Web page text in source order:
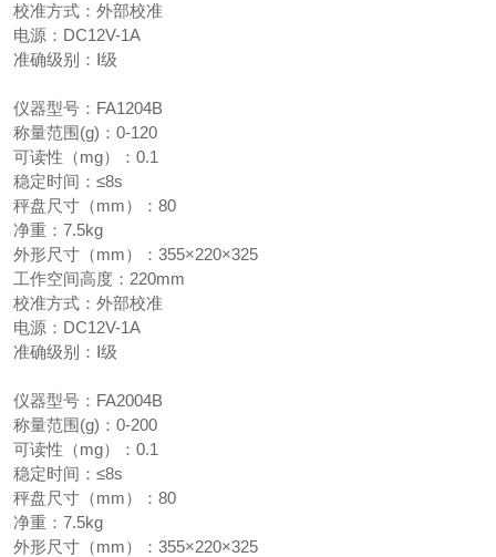
校准方式：外部校准
电源：DC12V-1A
准确级别：Ⅰ级
仪器型号：FA1204B
称量范围(g)：0-120
可读性（mg）：0.1
稳定时间：≤8s
秤盘尺寸（mm）：80
净重：7.5kg
外形尺寸（mm）：355×220×325
工作空间高度：220mm
校准方式：外部校准
电源：DC12V-1A
准确级别：Ⅰ级
仪器型号：FA2004B
称量范围(g)：0-200
可读性（mg）：0.1
稳定时间：≤8s
秤盘尺寸（mm）：80
净重：7.5kg
外形尺寸（mm）：355×220×325